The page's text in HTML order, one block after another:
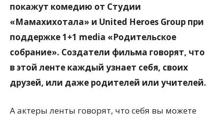
покажут комедию от Студии
«Мамахихотала» и United Heroes Group при
поддержке 1+1 media «Родительское
собрание». Создатели фильма говорят, что
в этой ленте каждый узнает себя, своих
друзей, или даже родителей или учителей.
А актеры ленты говорят, что себя вы можете